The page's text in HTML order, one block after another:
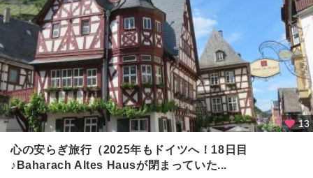
ー
ル
ー
ン
ゲ
ン
ル
ム
13
心の安らぎ旅行（2025年もドイツへ！18日目
♪Baharach Altes Hausが閉まっていた...